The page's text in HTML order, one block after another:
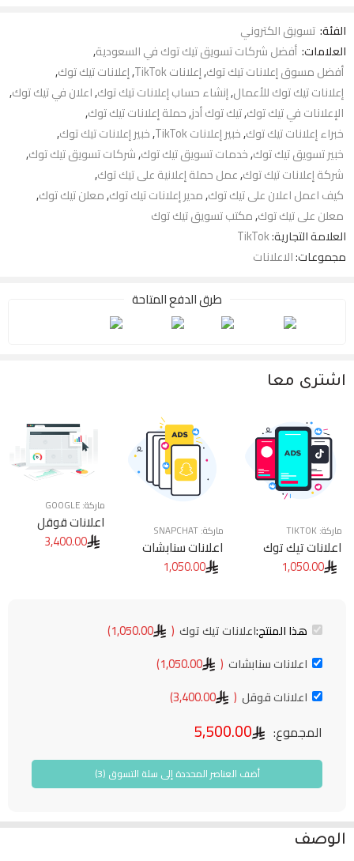
الفئة: تسويق الكتروني
العلامات: أفضل شركات تسويق تيك توك في السعودية,
أفضل مسوق إعلانات تيك توك,إعلانات TikTok ,إعلانات تيك توك,
إعلانات تيك توك للأعمال,إنشاء حساب إعلانات تيك توك,اعلان في تيك توك,
الإعلانات في تيك توك,تيك توك أدز,حملة إعلانات تيك توك,
خبراء إعلانات تيك توك,خبير إعلانات TikTok ,خبير إعلانات تيك توك,
خبير تسويق تيك توك,خدمات تسويق تيك توك,شركات تسويق تيك توك,
شركة إعلانات تيك توك,عمل حملة إعلانية على تيك توك,
كيف اعمل اعلان على تيك توك,مدير إعلانات تيك توك,معلن تيك توك,
معلن على تيك توك,مكتب تسويق تيك توك
العلامة التجارية:TikTok
مجموعات:الاعلانات
طرق الدفع المتاحة
اشترى معا
ماركة: TIKTOK
اعلانات تيك توك
1,050.00
ماركة:SNAPCHAT
اعلانات سنابشات
1,050.00
ماركة:GOOGLE
اعلانات قوقل
3,400.00
هذا المنتج:اعلانات تيك توك (
1,050.00
)
اعلانات سنابشات (
1,050.00
)
اعلانات قوقل (
3,400.00
)
المجموع: 5,500.00
أضف العناصر المحددة إلى سلة التسوق (3)
الوصف